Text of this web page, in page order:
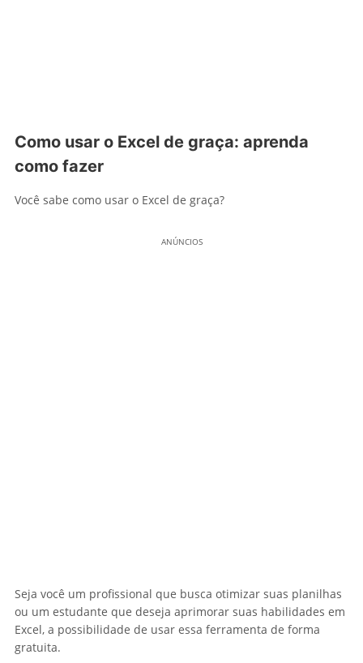
Como usar o Excel de graça: aprenda
como fazer
Você sabe como usar o Excel de graça?
ANÚNCIOS
Seja você um profissional que busca otimizar suas planilhas
ou um estudante que deseja aprimorar suas habilidades em
Excel, a possibilidade de usar essa ferramenta de forma
gratuita.